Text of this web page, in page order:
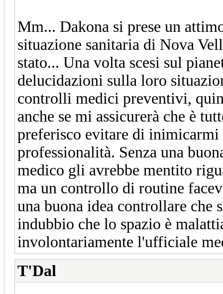
Mm... Dakona si prese un
situazione sanitaria di Nova
stato... Una volta scesi sul
delucidazioni sulla loro
controlli medici preventivi,
anche se mi assicurerà che è
preferisco evitare di
professionalità. Senza una
medico gli avrebbe mentito
ma un controllo di routine
una buona idea controllare che
indubbio che lo spazio è
involontariamente l'ufficiale
T'Dal